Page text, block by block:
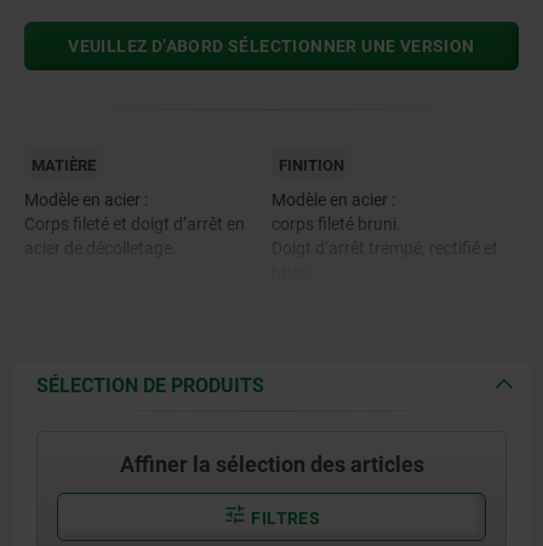
VEUILLEZ D’ABORD SÉLECTIONNER UNE VERSION
MATIÈRE
Modèle en acier :
Corps fileté et doigt d’arrêt en
FINITION
Modèle en acier :
corps fileté bruni.
Anneau brut.
SÉLECTION DE PRODUITS
Affiner la sélection des articles
FILTRES